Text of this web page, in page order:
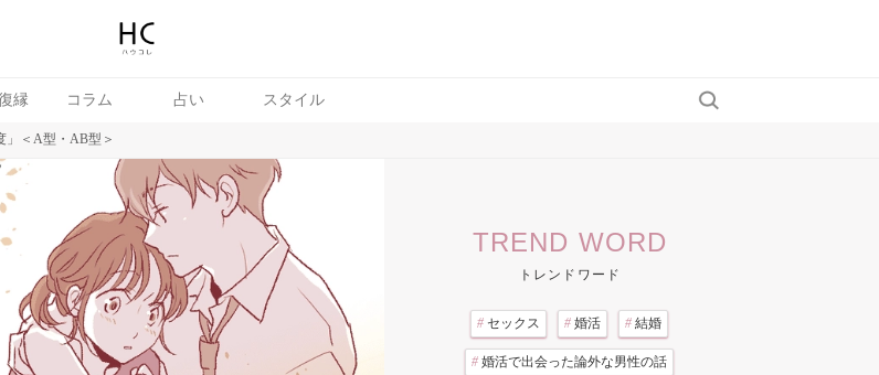
縁 コラム 占い スタイル
」＜A型・AB型＞
TREND WORD
トレンドワード
# セックス # 婚活 # 結婚
# 婚活で出会った論外な男性の話